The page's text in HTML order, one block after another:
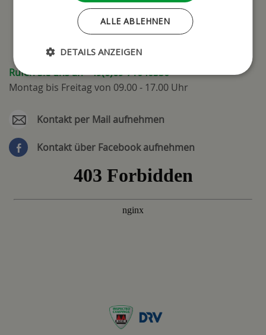
Rufen Sie uns an +49(0)69-71040350
Montag bis Freitag von 09.00 - 17.00 Uhr
Kontakt per Mail aufnehmen
Kontakt über Facebook aufnehmen
ALLE ABLEHNEN
DETAILS ANZEIGEN